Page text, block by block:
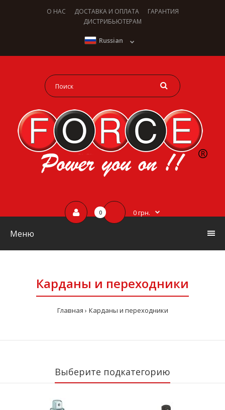
О НАС ДОСТАВКА И ОПЛАТА
ГАРАНТИЯ
ДИСТРИБЬЮТЕРАМ
Russian
0 0 грн.
Меню
Карданы и переходники
Главная Карданы и переходники
Выберите подкатегорию